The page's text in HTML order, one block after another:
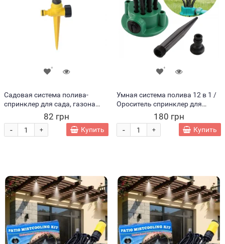
Садовая система полива-
спринклер для сада, газона
360 градусов 0-360 Degree
nozzle (205)
82 грн
+
- Купить
Умная система полива 12 в 1 /
Ороситель спринклер для
полива Multifunctional Sprinkler
360 degrees
180 грн
+
- Купить